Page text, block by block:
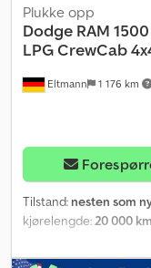
Eltmann 1 176 km
Plukke opp
Dodge RAM
LPG CrewCab
Tilstand: nesten som
kjørelengde:20 000 km
3 570 mm, totalvekt:3